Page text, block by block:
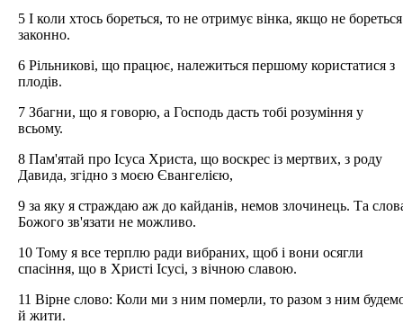
5 І коли хтось бореться, то не отримує вінка, якщо не бореться
законно.
6 Рільникові, що працює, належиться першому користатися з
плодів.
7 Збагни, що я говорю, а Господь дасть тобі розуміння у
всьому.
8 Пам'ятай про Ісуса Христа, що воскрес із мертвих, з роду
Давида, згідно з моєю Євангелією,
9 за яку я страждаю аж до кайданів, немов злочинець. Та
Божого зв'язати не можливо.
10 Тому я все терплю ради вибраних, щоб і вони осягли
спасіння, що в Христі Ісусі, з вічною славою.
11 Вірне слово: Коли ми з ним померли, то разом з ним
й жити.